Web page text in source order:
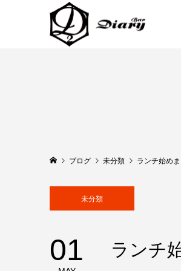
ブログ 未分類 ランチ始めま
未分類
01 ランチ